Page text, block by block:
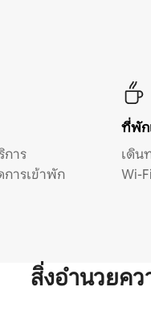
การ
ารเข้าพัก
ที่พัก
เดิน
Wi-
สิ่งอำนวยค